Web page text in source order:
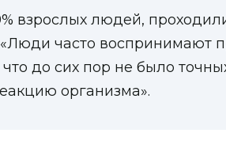
взрослых людей,
часто воспринимают
до сих пор не было
организма».